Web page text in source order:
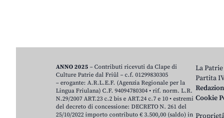
La
Partita
Redazion
Cookie
ANNO 2025 – Contributi ricevuti da Clape di
Culture Patrie dal Friûl – c.f. 01299830305
– erogante: A.R.L.E.F. (Agenzia Regionale per la
Lingua Friulana) C.F. 94094780304 • rif. norm. L.R.
N.29/2007 ART.23 c.2 bis e ART.24 c.7 e 10 • estremi
del decreto di concessione: DECRETO N. 261 del
25/10/2022 importo contributo € 3.500,00 (saldo) in